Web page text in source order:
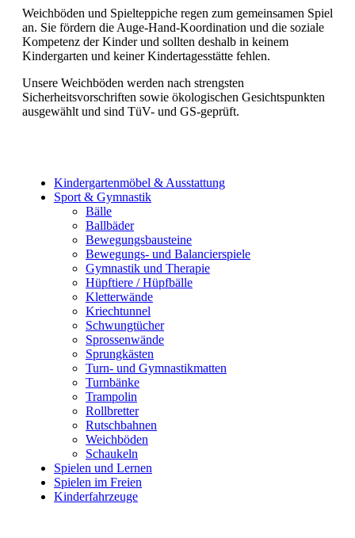
Weichböden und Spielteppiche regen zum gemeinsamen Spiel
an. Sie fördern die Auge-Hand-Koordination und die soziale
Kompetenz der Kinder und sollten deshalb in keinem
Kindergarten und keiner Kindertagesstätte fehlen.
Unsere Weichböden werden nach strengsten
Sicherheitsvorschriften sowie ökologischen Gesichtspunkten
ausgewählt und sind TüV- und GS-geprüft.
Kindergartenmöbel & Ausstattung
Sport & Gymnastik
Bälle
Ballbäder
Bewegungsbausteine
Bewegungs- und Balancierspiele
Gymnastik und Therapie
Hüpftiere / Hüpfbälle
Kletterwände
Kriechtunnel
Schwungtücher
Sprossenwände
Sprungkästen
Turn- und Gymnastikmatten
Turnbänke
Trampolin
Rollbretter
Rutschbahnen
Weichböden
Schaukeln
Spielen und Lernen
Spielen im Freien
Kinderfahrzeuge